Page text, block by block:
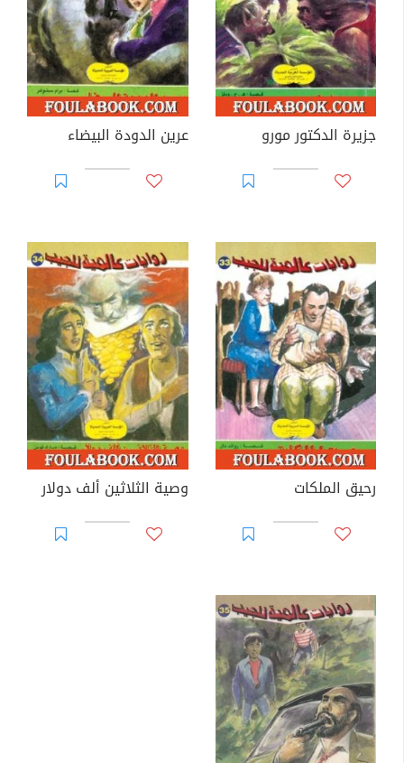
جزيرة الدكتور مورو عرين الدودة البيضاء
رحيق الملكات وصية الثلاثين ألف دولار